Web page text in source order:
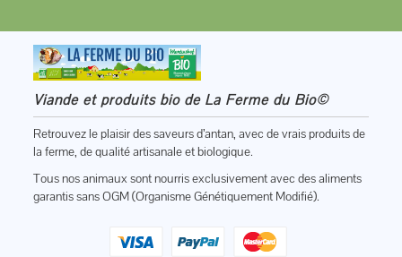
Viande et produits bio de La Ferme du Bio©
Retrouvez le plaisir des saveurs d’antan, avec de vrais produits de
la ferme, de qualité artisanale et biologique.
Tous nos animaux sont nourris exclusivement avec des aliments
garantis sans OGM (Organisme Génétiquement Modifié).